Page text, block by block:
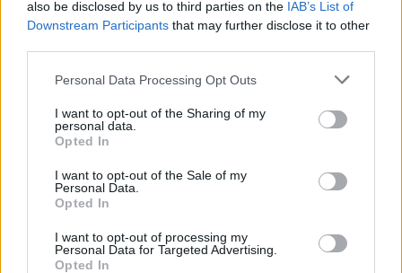
also be disclosed by us to third parties on the IAB’s List of
Downstream Participants that may further disclose it to other
Please note that this website/app uses one or more Google
not limited to your visit or usage behaviour. You may click to
grant or deny consent to Google and its third-party tags to
use your data for below specified purposes in below Google
consent section.
Personal Data Processing Opt Outs
I want to opt-out of the Sharing of my
personal data.
Opted In
I want to opt-out of the Sale of my
Personal Data.
Opted In
I want to opt-out of processing my
Personal Data for Targeted Advertising.
Opted In
γιος του οδηγού.
newsit.grπως έβγαλε το παιδί της γρήγορα από
το αυτοκίνητο, αντιδρώντας αντανακλαστικά.